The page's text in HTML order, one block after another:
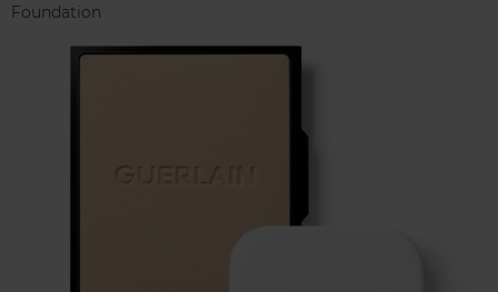
Foundation